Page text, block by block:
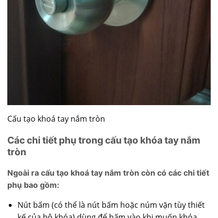
Cấu tạo khoá tay nắm tròn
Các chi tiết phụ trong cấu tạo khóa tay nắm
tròn
Ngoài ra cấu tạo khoá tay nắm tròn còn có các chi tiết
phụ bao gồm:
Nút bấm (có thể là nút bấm hoặc núm vặn tùy thiết